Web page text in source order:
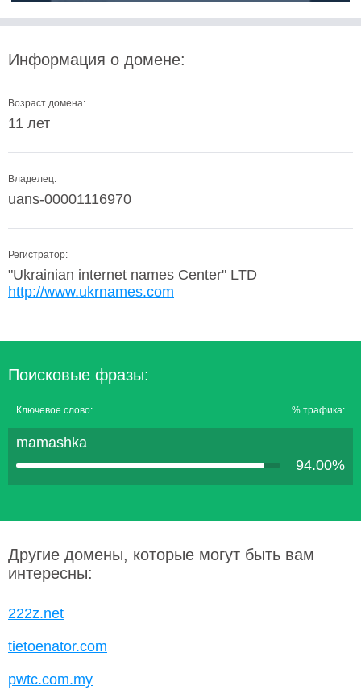
Информация о домене:
Возраст домена:
11 лет
Владелец:
uans-00001116970
Регистратор:
"Ukrainian internet names Center" LTD
http://www.ukrnames.com
Поисковые фразы:
Ключевое слово: % трафика:
mamashka
94.00%
Другие домены, которые могут быть вам
интересны:
222z.net
tietoenator.com
pwtc.com.my